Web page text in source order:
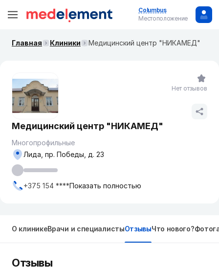
Columbus
Местоположение
Главная Клиники Медицинский центр "НИКАМЕД"
Медицинский центр "НИКАМЕД"
Многопрофильные
Лида, пр. Победы, д. 23
+375 154 ****Показать полностью
Нет отзывов
О клиникеВрачи и специалистыОтзывыЧто нового?
Отзывы